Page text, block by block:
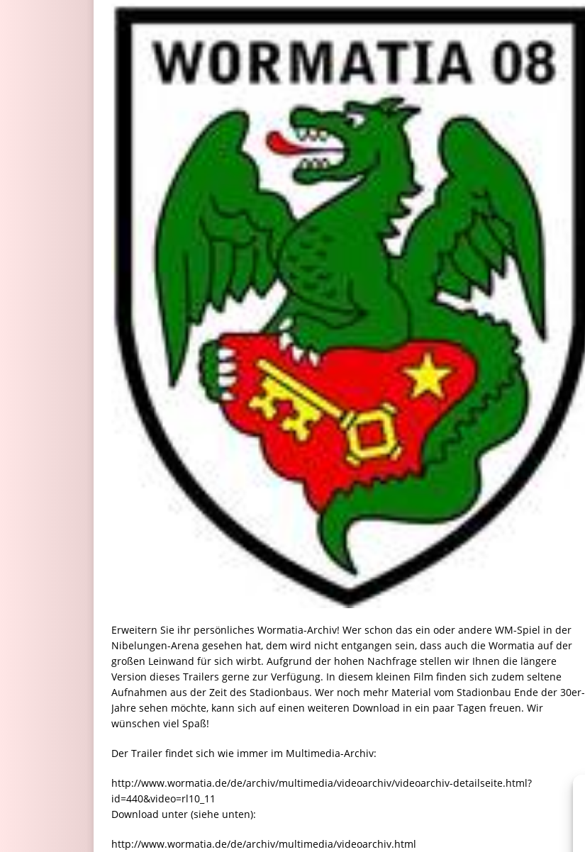
Erweitern Sie ihr persönliches Wormatia-Archiv! Wer schon das ein oder andere WM-Spiel in der
Nibelungen-Arena gesehen hat, dem wird nicht entgangen sein, dass auch die Wormatia auf der
großen Leinwand für sich wirbt. Aufgrund der hohen Nachfrage stellen wir Ihnen die längere
Version dieses Trailers gerne zur Verfügung. In diesem kleinen Film finden sich zudem seltene
Aufnahmen aus der Zeit des Stadionbaus. Wer noch mehr Material vom Stadionbau Ende der 30er-
Jahre sehen möchte, kann sich auf einen weiteren Download in ein paar Tagen freuen. Wir
wünschen viel Spaß!
Der Trailer findet sich wie immer im Multimedia-Archiv:
http://www.wormatia.de/de/archiv/multimedia/videoarchiv/videoarchiv-detailseite.html?
id=440&video=rl10_11
Download unter (siehe unten):
http://www.wormatia.de/de/archiv/multimedia/videoarchiv.html